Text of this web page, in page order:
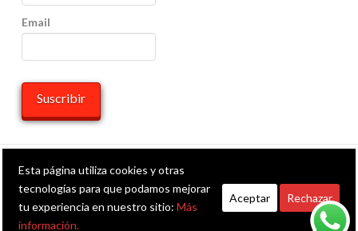
Email
HOME
Facebook
X LinkedInYouTubeInstagram
Whatsapp
RSS
Esta página utiliza cookies y otras
tecnologías para que podamos mejorar
tu experiencia en nuestro sitio: Más
información.
Aceptar Rechazar